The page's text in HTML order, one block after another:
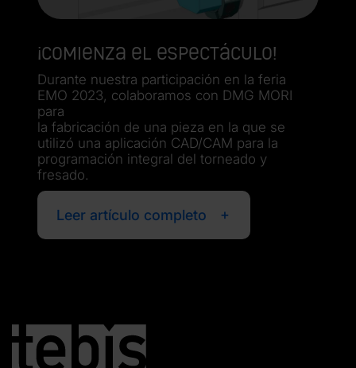
¡Comienza el espectáculo!
Durante nuestra participación en la feria
EMO 2023, colaboramos con DMG MORI
para
la fabricación de una pieza en la que se
utilizó una aplicación CAD/CAM para la
programación integral del torneado y
fresado.
Leer artículo completo